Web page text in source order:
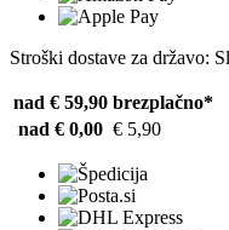
Stroški dostave za državo:
nad € 59,90 brezplačno*
nad € 0,00 € 5,90